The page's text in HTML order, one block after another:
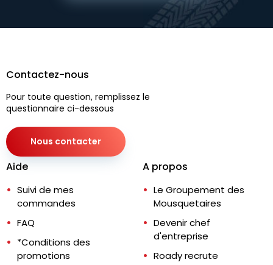
Contactez-nous
Pour toute question, remplissez le
questionnaire ci-dessous
Nous contacter
Aide
Suivi de mes
commandes
FAQ
*Conditions des
promotions
A propos
Le Groupement des
Mousquetaires
Devenir chef
d'entreprise
Roady recrute